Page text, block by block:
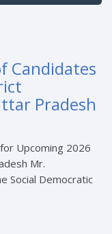
Candidates
Pradesh
Upcoming 2026
Mr.
Social Democratic